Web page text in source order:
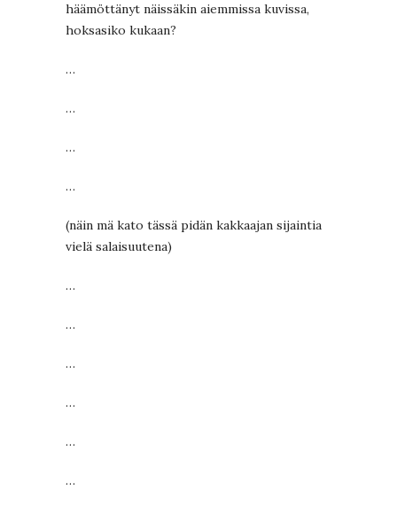
häämöttänyt näissäkin aiemmissa kuvissa,
hoksasiko kukaan?
…
…
…
…
(näin mä kato tässä pidän kakkaajan sijaintia
vielä salaisuutena)
…
…
…
…
…
…